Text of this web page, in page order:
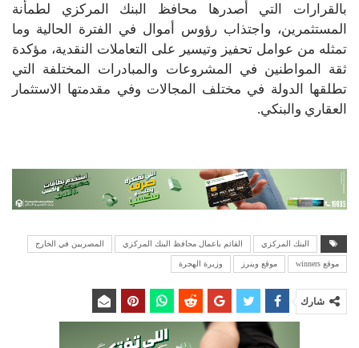
بالقرارات التي أصدرها محافظ البنك المركزي لطمأنة
المستثمرين، واجتذاب رؤوس أموال في الفترة الحالية وما
تمثله من عوامل تحفيز وتيسير على التعاملات النقدية، مؤكدة
ثقة المواطنين في المشروعات والمبادرات المختلفة التي
تطلقها الدولة في مختلف المجالات وفي مقدمتها الاستثمار
العقاري والبنكي.
البنك المركزي القائم باعمال محافظ البنك المركزي المصريين في الخارج
موقع winners موقع وينرز وزيرة الهجرة
شارك